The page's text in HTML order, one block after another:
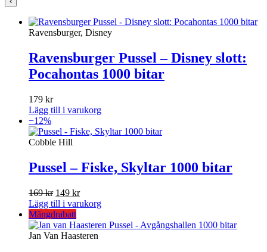
Ravensburger, Disney
Ravensburger Pussel – Disney slott:
Pocahontas 1000 bitar
179 kr
Lägg till i varukorg
−12%
Cobble Hill
Pussel – Fiske, Skyltar 1000 bitar
169kr Det
ursprungliga
priset
var:
169 kr.
149 krDet
nuvarande
är:
149 kr.
Lägg till i varukorg
Mängdrabatt
Jan Van Haasteren